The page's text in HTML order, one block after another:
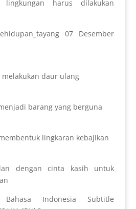
lingkungan harus dilakukan
07 Desember
daur ulang
barang yang berguna
lingkaran kebajikan
dengan cinta kasih untuk
Indonesia Subtitle